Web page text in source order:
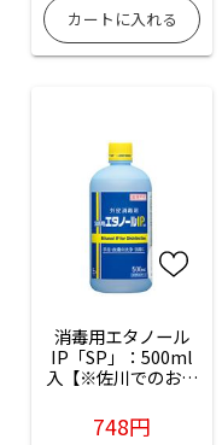
消毒用エタノール
IP「SP」：500ml
入【※佐川でのお送
離島・沖縄は船便と
なります】
748円